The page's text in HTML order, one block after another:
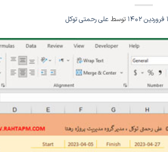
توسطعلی رحمتی توکل